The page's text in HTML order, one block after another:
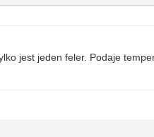
jest jeden feler. Podaje